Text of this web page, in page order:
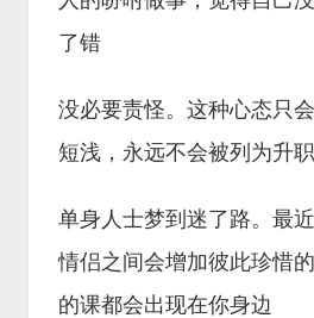
了错
没必要责怪。这种心态只
短浅，永远不会被列为升职
单身人士梦到迷了路。最
情侣之间会增加彼此珍惜
的课都会出现在你身边